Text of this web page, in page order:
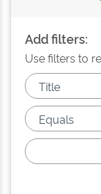
Add filters:
Use filters to